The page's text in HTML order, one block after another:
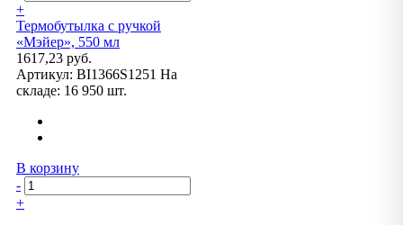
+
Термобутылка с ручкой
«Мэйер», 550 мл
1617,23 руб.
Артикул: BI1366S1251 На
складе: 16 950 шт.
В корзину
-
+